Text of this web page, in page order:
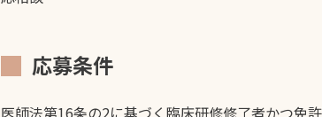
応募条件
医師法第16条の2に基づく臨床研修修了者かつ免